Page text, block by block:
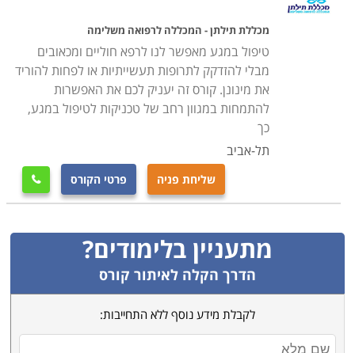
מכללת תילתן - המכללה לרפואה משלימה
טיפול במגע מאפשר לנו לרפא חוליים ומכאובים
מבלי להזדקק לתרופות תעשייתיות או לפחות להוריד
את מינונן. קורס זה יעניק לכם את האפשרות
להתמחות במגוון רחב של טכניקות לטיפול במגע,
כך
תל-אביב
שליחת פניה פרטי הקורס 
מתעניין בלימודים?
הדרך הקלה לאיתור קורס
לקבלת מידע נוסף ללא התחייבות: